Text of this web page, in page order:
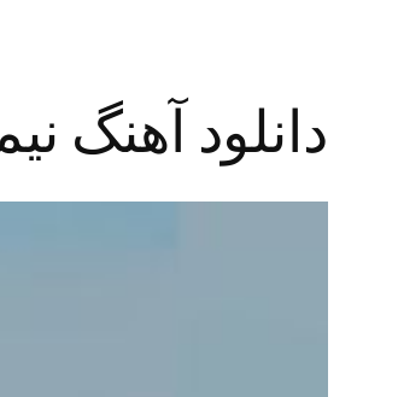
دانلود آهنگ